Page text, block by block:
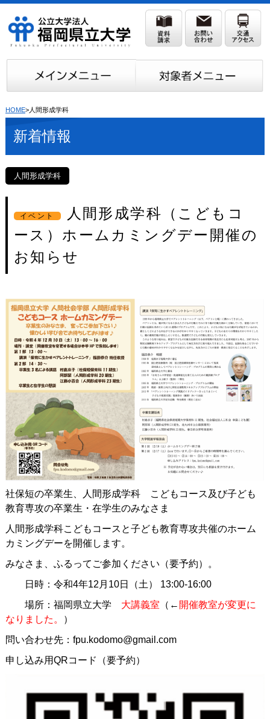
HOME>人間形成学科
新着情報
人間形成学科
イベント
人間形成学科（こどもコ
ース）ホームカミングデー開催の
お知らせ
社保短の卒業生、人間形成学科 こどもコース及び子ども
教育専攻の卒業生・在学生のみなさま
人間形成学科こどもコースと子ども教育専攻共催のホーム
カミングデーを開催します。
みなさま、ふるってご参加ください（要予約）。
日時：令和4年12月10日（土） 13:00-16:00
場所：福岡県立大学 大講義室 （← 開催教室が変更に
なりました。
）
問い合わせ先：fpu.kodomo@gmail.com
申し込み用QRコード（要予約）